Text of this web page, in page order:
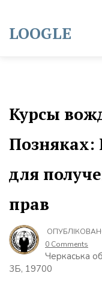
content
LOOGLE
Курсы
для
прав
0 Comments
Черкаська
3Б, 19700